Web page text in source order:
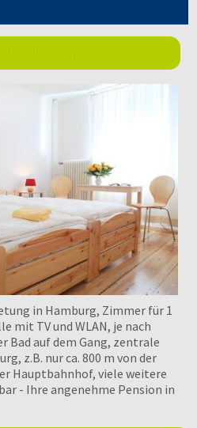
in Hamburg, Zimmer für 1
mit TV und WLAN, je nach
Bad auf dem Gang, zentrale
z.B. nur ca. 800 m von der
Hauptbahnhof, viele weitere
- Ihre angenehme Pension in